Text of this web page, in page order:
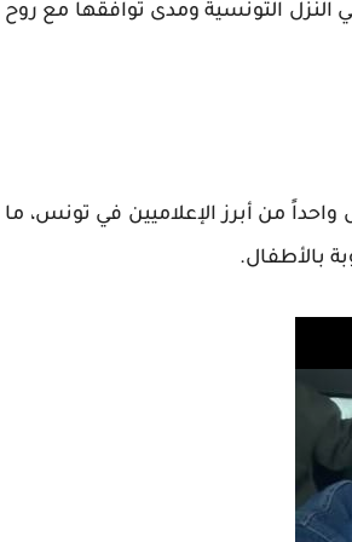
التونسية ومدى توافقها مع روح
من أبرز الإعلاميين في تونس، ما
بالأطفال.